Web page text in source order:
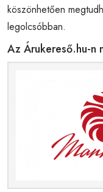
köszönhetően
legolcsóbban.
Az Árukereső.hu-n